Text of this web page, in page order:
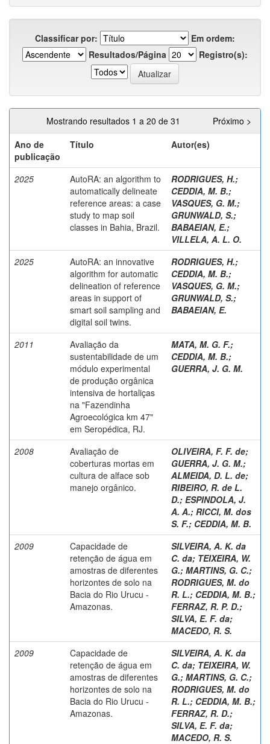
Classificar por:
Em ordem:
Resultados/Página
Registro(s):
Mostrando resultados 1 a 20 de 31
Próximo >
Ano de
publicação
Título Autor(es)
2025
AutoRA: an algorithm to
automatically delineate
reference areas: a case
study to map soil
classes in Bahia, Brazil.
RODRIGUES, H.;
CEDDIA, M. B.;
VASQUES, G. M.;
GRUNWALD, S.;
BABAEIAN, E.;
VILLELA, A. L. O.
2025
AutoRA: an innovative
algorithm for automatic
delineation of reference
areas in support of
smart soil sampling and
digital soil twins.
RODRIGUES, H.;
CEDDIA, M. B.;
VASQUES, G. M.;
GRUNWALD, S.;
BABAEIAN, E.
2011
Avaliação da
sustentabilidade de um
módulo experimental
de produção orgânica
intensiva de hortaliças
na "Fazendinha
Agroecológica km 47"
em Seropédica, RJ.
MATA, M. G. F.;
CEDDIA, M. B.;
GUERRA, J. G. M.
2008
Avaliação de
coberturas mortas em
cultura de alface sob
manejo orgânico.
OLIVEIRA, F. F. de;
GUERRA, J. G. M.;
ALMEIDA, D. L. de;
RIBEIRO, R. de L.
D.; ESPINDOLA, J.
A. A.; RICCI, M. dos
S. F.; CEDDIA, M. B.
2009
Capacidade de
retenção de água em
amostras de diferentes
horizontes de solo na
Bacia do Rio Urucu -
Amazonas.
SILVEIRA, A. K. da
C. da; TEIXEIRA, W.
G.; MARTINS, G. C.;
RODRIGUES, M. do
R. L.; CEDDIA, M. B.;
FERRAZ, R. P. D.;
SILVA, E. F. da;
MACEDO, R. S.
2009
Capacidade de
retenção de água em
amostras de diferentes
horizontes de solo na
Bacia do Rio Urucu -
Amazonas.
SILVEIRA, A. K. da
C. da; TEIXEIRA, W.
G.; MARTINS, G. C.;
RODRIGUES, M. do
R. L.; CEDDIA, M. B.;
FERRAZ, R. D.;
SILVA, E. F. da;
MACEDO, R. S.